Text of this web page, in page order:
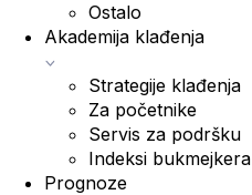
Ostalo
Akademija klađenja
Strategije klađenja
Za početnike
Servis za podršku
Indeksi bukmejkera
Prognoze